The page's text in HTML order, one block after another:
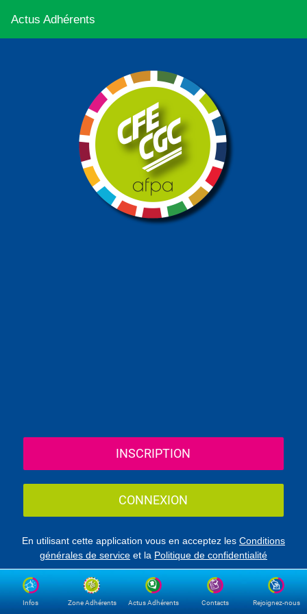
Actus Adhérents
INSCRIPTION
CONNEXION
En utilisant cette application vous en acceptez les Conditions
générales de service et la Politique de confidentialité
Infos Zone Adhérents Actus Adhérents Contacts Rejoignez-nous